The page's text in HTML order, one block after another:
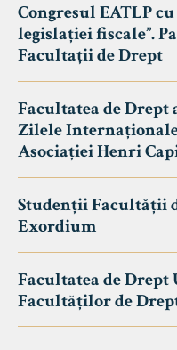
Congresul EATLP
legislației fiscale”.
Facultații de Drept
Facultatea de Drept
Zilele
Asociației Henri
Studenții Facultății
Exordium
Facultatea de Drept
Facultăților de